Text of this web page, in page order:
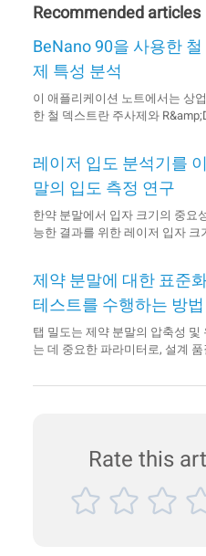
Recommended articles
BeNano 90을 사용한
제 특성 분석
이 애플리케이션 노트에서는 상
한 철 덱스트란 주사제와
R&amp;D 샘플에서 응집체의 존
다. 주사제 홍보와 관련하여 ...
레이저 입도 분석기를
말의 입도 측정 연구
한약 분말에서 입자 크기의 중요
능한 결과를 위한 레이저 입자 크
제약 분말에 대한 표준
테스트를 수행하는 방법
탭 밀도는 제약 분말의 압축성 및
는 데 중요한 파라미터로, 설계
유용합니다. 장치 및 절차의 표준
Rate this